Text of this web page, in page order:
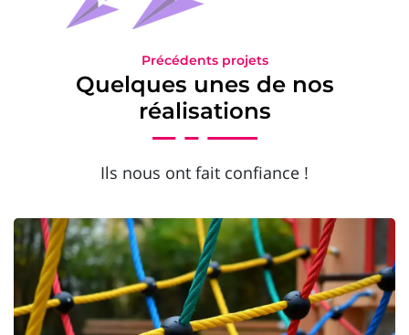
Précédents projets
Quelques unes de nos
réalisations
Ils nous ont fait confiance !